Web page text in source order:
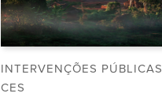
INTERVENÇÕES PÚBLICAS
CES